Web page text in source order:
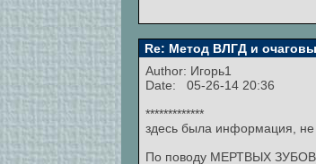
Re: Метод ВЛГД и
Author: Игорь1
Date: 05-26-14 20:36
*************
здесь была информация, не
По поводу МЕРТВЫХ ЗУБОВ,